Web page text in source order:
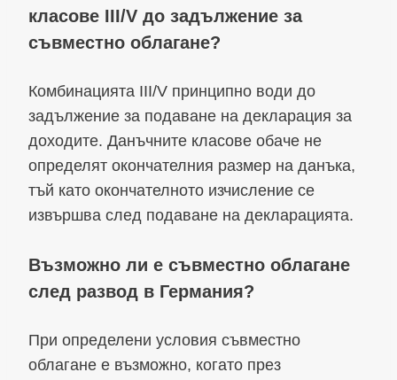
класове III/V до задължение за
съвместно облагане?
Комбинацията III/V принципно води до
задължение за подаване на декларация за
доходите. Данъчните класове обаче не
определят окончателния размер на данъка,
тъй като окончателното изчисление се
извършва след подаване на декларацията.
Възможно ли е съвместно облагане
след развод в Германия?
При определени условия съвместно
облагане е възможно, когато през